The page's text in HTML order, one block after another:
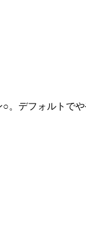
。デフォルトでや